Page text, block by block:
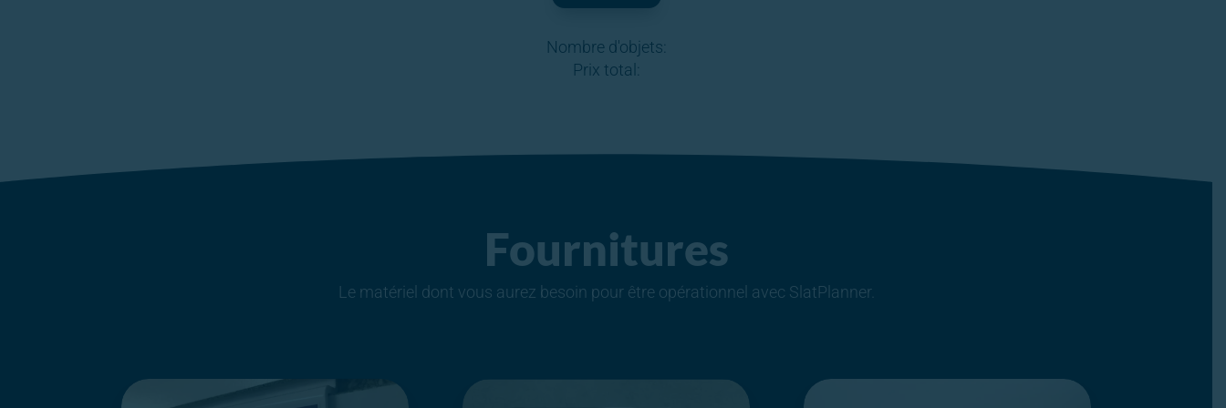
Nombre d'objets:
Prix total:
Fournitures
Le matériel dont vous aurez besoin pour être opérationnel avec SlatPlanner.